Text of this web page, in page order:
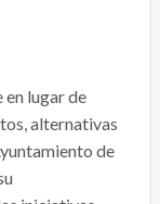
en lugar de
alternativas
de